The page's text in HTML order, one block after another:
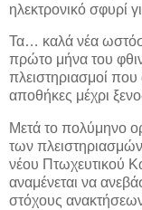
ηλεκτρονικό σφυρί
Τα… καλά νέα
πρώτο μήνα του
πλειστηριασμοί
αποθήκες μέχρι
Μετά το πολύμηνο
των
νέου Πτωχευτικού
αναμένεται να
στόχους